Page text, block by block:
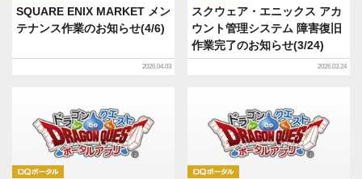
SQUARE ENIX MARKET メン
テナンス作業のお知らせ(4/6)
2026.04.03
スクウェア・エニックス アカ
ウント管理システム 障害復旧
作業完了のお知らせ(3/24)
2026.03.24